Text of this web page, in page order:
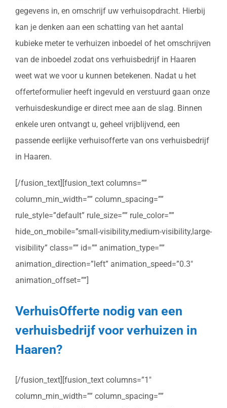
gegevens in, en omschrijf uw verhuisopdracht. Hierbij
kan je denken aan een schatting van het aantal
kubieke meter te verhuizen inboedel of het omschrijven
van de inboedel zodat ons verhuisbedrijf in Haaren
weet wat we voor u kunnen betekenen. Nadat u het
offerteformulier heeft ingevuld en verstuurd gaan onze
verhuisdeskundige er direct mee aan de slag. Binnen
enkele uren ontvangt u, geheel vrijblijvend, een
passende eerlijke verhuisofferte van ons verhuisbedrijf
in Haaren.
[/fusion_text][fusion_text columns=””
column_min_width=”” column_spacing=””
rule_style=”default” rule_size=”” rule_color=””
hide_on_mobile=”small-visibility,medium-visibility,large-
visibility” class=”” id=”” animation_type=””
animation_direction=”left” animation_speed=”0.3″
animation_offset=””]
VerhuisOfferte nodig van een
verhuisbedrijf voor verhuizen in
Haaren?
[/fusion_text][fusion_text columns=”1″
column_min_width=”” column_spacing=””